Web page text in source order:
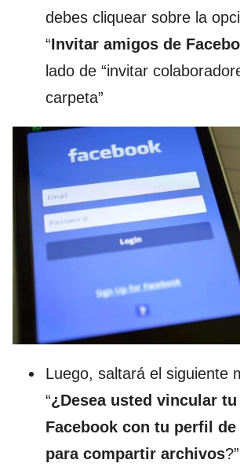
debes cliquear sobre la
“Invitar amigos de
lado de “invitar
carpeta”
Luego, saltará el siguiente
“¿Desea usted vincular
Facebook con tu perfil
para compartir archivos